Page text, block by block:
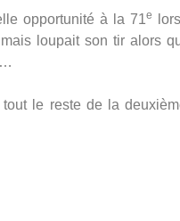
opportunité à la 71e
loupait son tir alors
tout le reste de la